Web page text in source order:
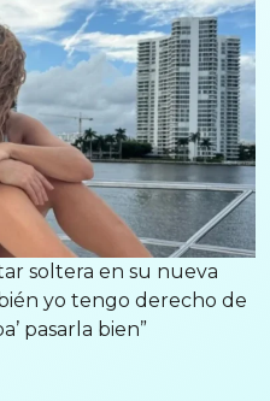
soltera en su nueva
yo tengo derecho de
pasarla bien”